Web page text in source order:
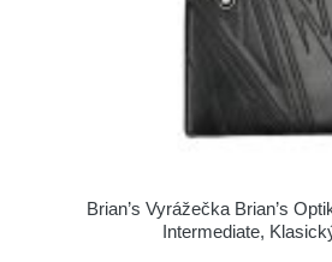
Brian’s Vyrážečka Brian’s
Intermediate,